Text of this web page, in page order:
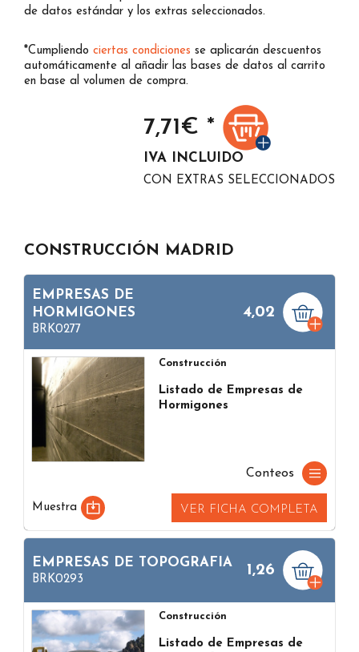
de datos estándar y los extras seleccionados.
*Cumpliendo ciertas condiciones se aplicarán descuentos
automáticamente al añadir las bases de datos al carrito
en base al volumen de compra.
7,71€ *
IVA INCLUIDO
CON EXTRAS SELECCIONADOS
CONSTRUCCIÓN MADRID
EMPRESAS DE
HORMIGONES
BRK0277
4,02
Construcción
Listado de Empresas de
Hormigones
Conteos
Muestra VER FICHA COMPLETA
EMPRESAS DE TOPOGRAFIA
BRK0293
1,26
Construcción
Listado de Empresas de